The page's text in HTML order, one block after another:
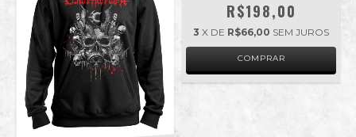
R$198,00
3 X DE R$66,00 SEM JUROS
COMPRAR